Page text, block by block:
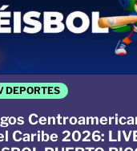
DEPORTES
Caribe 2026: